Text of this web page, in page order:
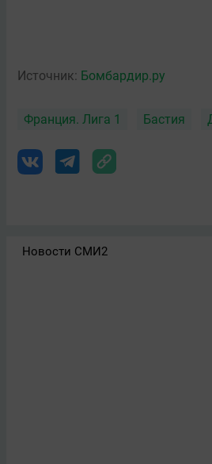
Источник: Бомбардир.ру
Франция. Лига 1 Бастия
Новости СМИ2